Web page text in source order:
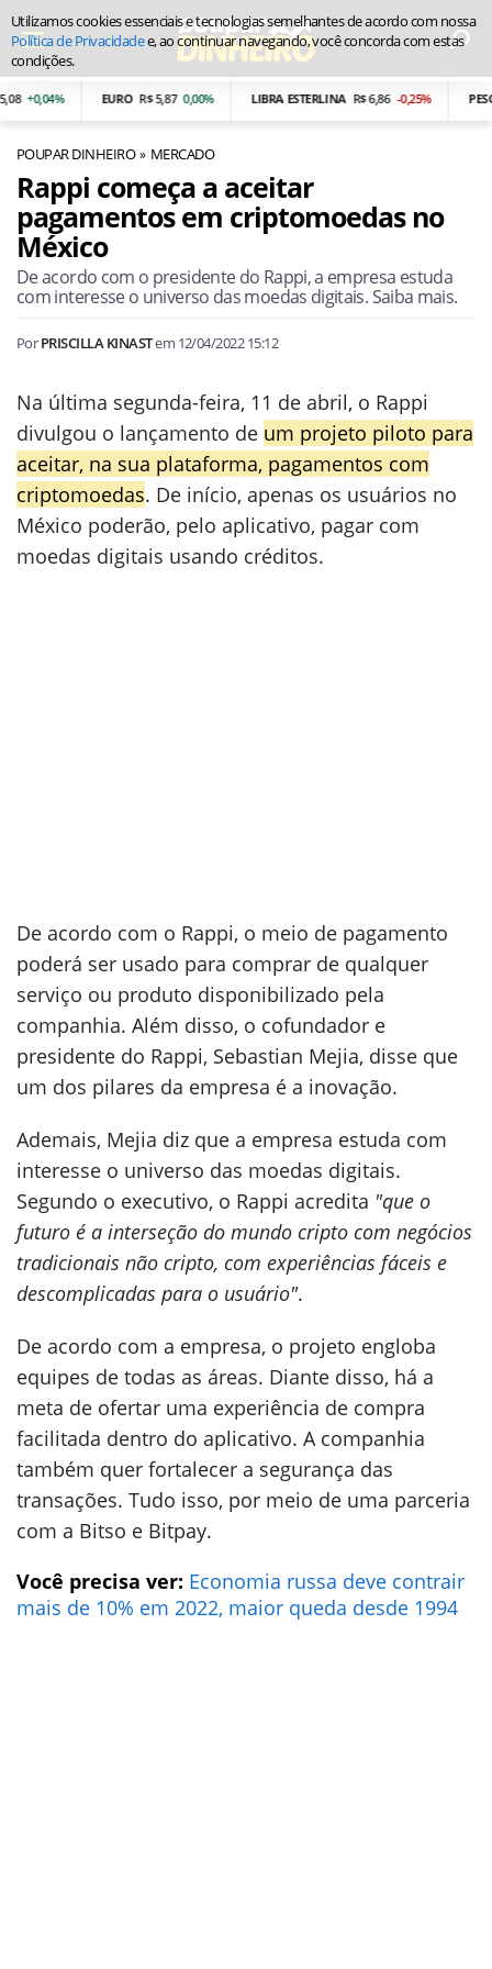
+0,04% EURO R$ 5,87 0,00% LIBRA ESTERLINA R$ 6,86 -0,25%
POUPAR DINHEIRO MERCADO
Rappi começa a aceitar
pagamentos em criptomoedas no
México
De acordo com o presidente do Rappi, a empresa estuda
com interesse o universo das moedas digitais. Saiba mais.
PorPRISCILLA KINASTem 12/04/2022 15:12
Na última segunda-feira, 11 de abril, o Rappi
divulgou o lançamento de um projeto piloto para
aceitar, na sua plataforma, pagamentos com
criptomoedas. De início, apenas os usuários no
México poderão, pelo aplicativo, pagar com
moedas digitais usando créditos.
De acordo com o Rappi, o meio de pagamento
poderá ser usado para comprar de qualquer
serviço ou produto disponibilizado pela
companhia. Além disso, o cofundador e
presidente do Rappi, Sebastian Mejia, disse que
um dos pilares da empresa é a inovação.
Ademais, Mejia diz que a empresa estuda com
interesse o universo das moedas digitais.
Segundo o executivo, o Rappi acredita "que o
futuro é a interseção do mundo cripto com negócios
tradicionais não cripto, com experiências fáceis e
descomplicadas para o usuário".
De acordo com a empresa, o projeto engloba
equipes de todas as áreas. Diante disso, há a
meta de ofertar uma experiência de compra
facilitada dentro do aplicativo. A companhia
também quer fortalecer a segurança das
transações. Tudo isso, por meio de uma parceria
com a Bitso e Bitpay.
Você precisa ver: Economia russa deve contrair
mais de 10% em 2022, maior queda desde 1994
Utilizamos cookies essenciais e tecnologias semelhantes de acordo com nossa
Política de Privacidadee, ao continuar navegando, você concorda com estas
condições.